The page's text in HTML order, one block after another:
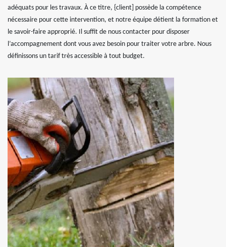
adéquats pour les travaux. À ce titre, {client] possède la compétence
nécessaire pour cette intervention, et notre équipe détient la formation et
le savoir-faire approprié. Il suffit de nous contacter pour disposer
l’accompagnement dont vous avez besoin pour traiter votre arbre. Nous
définissons un tarif très accessible à tout budget.